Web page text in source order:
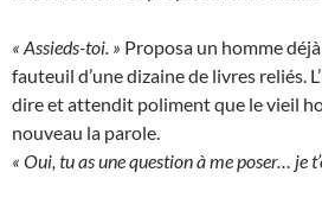
« Assieds-toi. » Proposa un homme
fauteuil d’une dizaine de livres reliés.
dire et attendit poliment que le vieil
nouveau la parole.
« Oui, tu as une question à me poser… je